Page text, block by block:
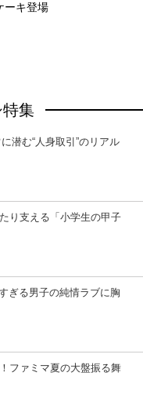
ーキ登場
集
潜む“人身取引”のリアル
り支える「小学生の甲子
ぎる男子の純情ラブに胸
ファミマ夏の大盤振る舞